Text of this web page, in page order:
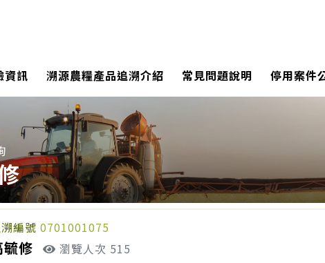
資訊 溯源農糧產品追溯介紹 常見問題說明
停用案件
編號 0701001075
毓修
瀏覽人次 515